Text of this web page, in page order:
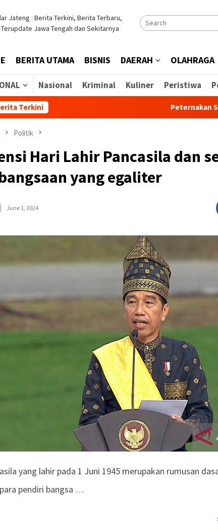
BERITA UTAMA BISNIS DAERAH OLAHRAGA
Nasional Kriminal Kuliner Peristiwa
Terkini Peternakan Sapi
Politik
Hari Lahir Pancasila dan
yang egaliter
June 1, 2024
yang lahir pada 1 Juni 1945 merupakan rumusan
pendiri bangsa …